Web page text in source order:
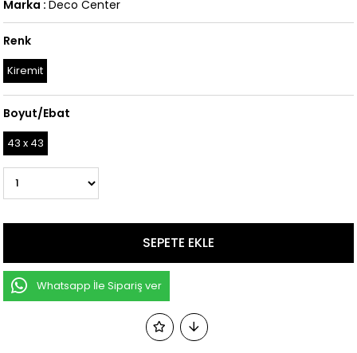
Marka : Deco Center
Renk
Kiremit
Boyut/Ebat
43 x 43
Whatsapp İle Sipariş ver